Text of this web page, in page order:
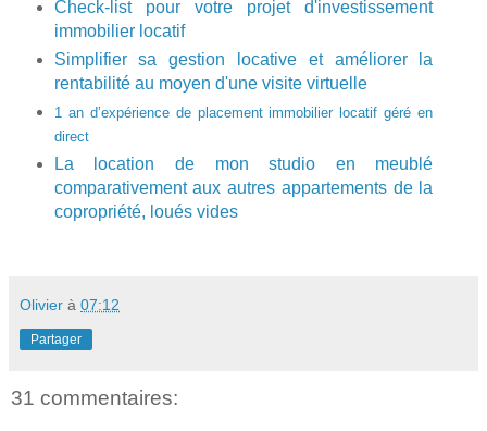
Check-list pour votre projet d'investissement
immobilier locatif
Simplifier sa gestion locative et améliorer la
rentabilité au moyen d'une visite virtuelle
1 an d’expérience de placement immobilier locatif géré en
direct
La location de mon studio en meublé
comparativement aux autres appartements de la
copropriété, loués vides
Olivier à 07:12
Partager
31 commentaires: